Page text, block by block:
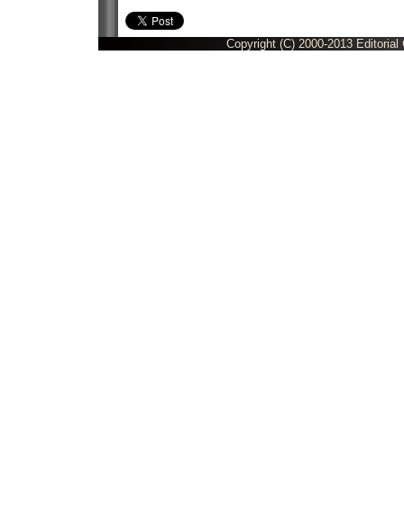
Copyright (C) 2000-2013